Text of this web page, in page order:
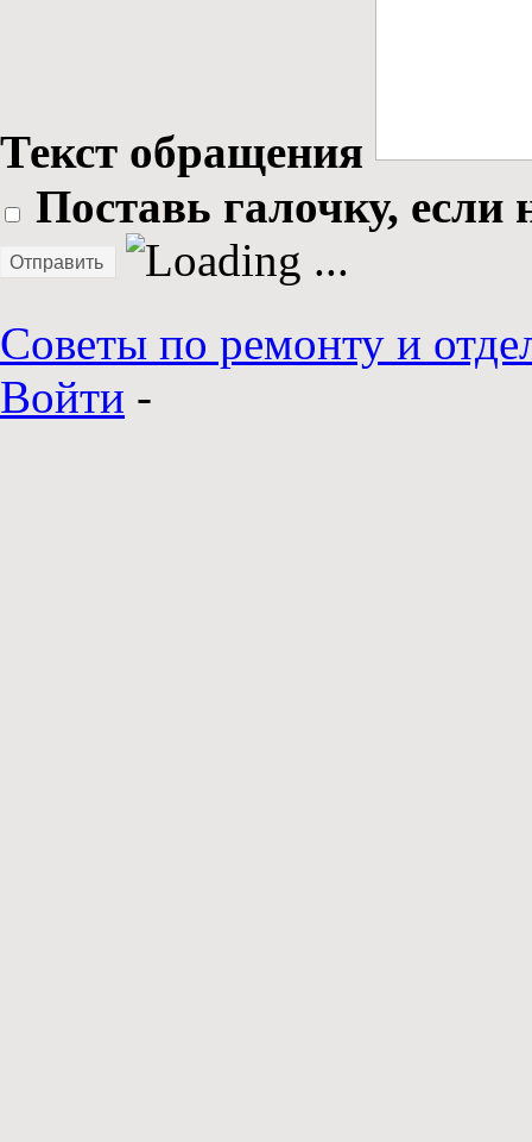
Текст обращения
Поставь галочку, если
Отправить
Советы по ремонту и
Войти -